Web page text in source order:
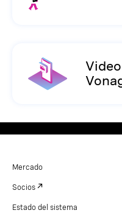
Mercado
Socios
Estado del sistema